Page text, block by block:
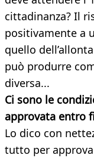
cittadinanza? Il
positivamente a
quello
può produrre
diversa...
Ci sono le
approvata entro
Lo dico con
tutto per